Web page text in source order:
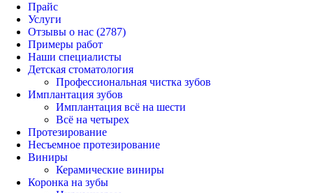
Прайс
Услуги
Отзывы о нас (2787)
Примеры работ
Наши специалисты
Детская стоматология
Профессиональная чистка зубов
Имплантация зубов
Имплантация всё на шести
Всё на четырех
Протезирование
Несъемное протезирование
Виниры
Керамические виниры
Коронка на зубы